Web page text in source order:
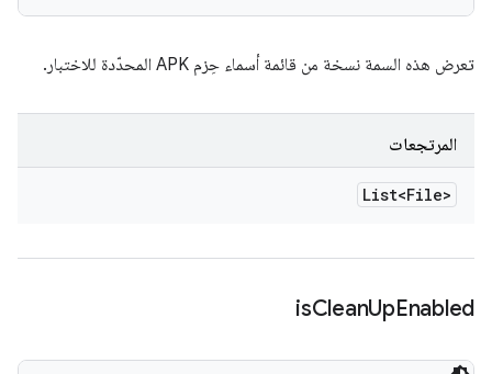
تعرض هذه السمة نسخة من قائمة أسماء حِزم APK المحدّدة للاختبار.
المرتجعات
List<File>
isCleanUpEnabled